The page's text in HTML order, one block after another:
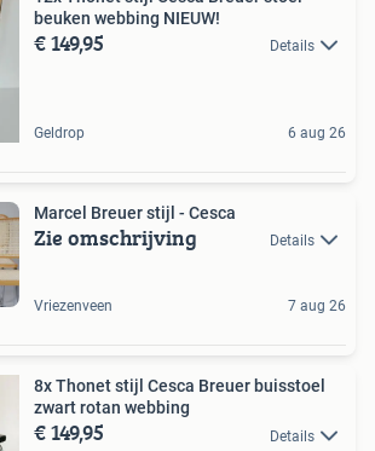
beuken webbing NIEUW!
€ 149,95 Details
Geldrop 6 aug 26
Marcel Breuer stijl - Cesca
Zie omschrijving Details
Vriezenveen 7 aug 26
8x Thonet stijl Cesca Breuer buisstoel
zwart rotan webbing
€ 149,95 Details